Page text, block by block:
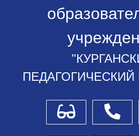
Для слабовидящих